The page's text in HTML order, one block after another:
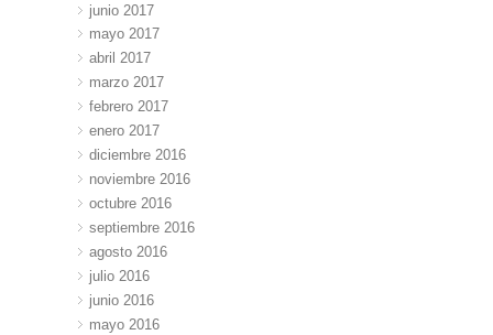
junio 2017
mayo 2017
abril 2017
marzo 2017
febrero 2017
enero 2017
diciembre 2016
noviembre 2016
octubre 2016
septiembre 2016
agosto 2016
julio 2016
junio 2016
mayo 2016